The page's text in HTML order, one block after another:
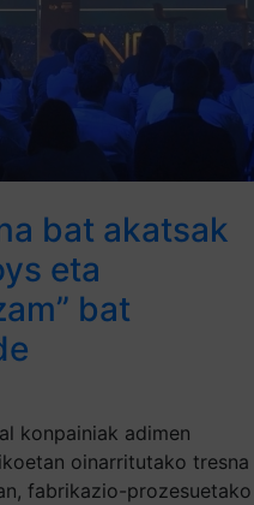
bat akatsak
eta
bat
konpainiak adimen
oinarritutako tresna
fabrikazio-prozesuetako